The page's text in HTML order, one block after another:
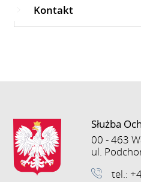
Kontakt
Służba
00 - 463
ul.
tel.: